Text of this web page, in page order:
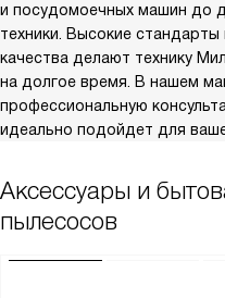
и посудомоечных машин до
техники. Высокие
качества делают технику
на долгое время. В нашем
профессиональную
идеально подойдет для
Аксессуары и
пылесосов